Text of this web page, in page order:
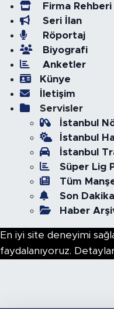
Firma Rehberi
Seri İlan
Röportaj
Biyografi
Anketler
Künye
İletişim
Servisler
İstanbul
İstanbul
İstanbul
Süper Lig
Tüm
Son
Haber
En iyi site deneyimi
faydalanıyoruz.